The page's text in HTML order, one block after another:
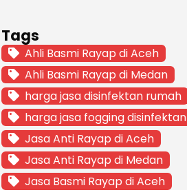
Tags
Ahli Basmi Rayap di Aceh
Ahli Basmi Rayap di Medan
harga jasa disinfektan rumah
harga jasa fogging disinfektan
Jasa Anti Rayap di Aceh
Jasa Anti Rayap di Medan
Jasa Basmi Rayap di Aceh